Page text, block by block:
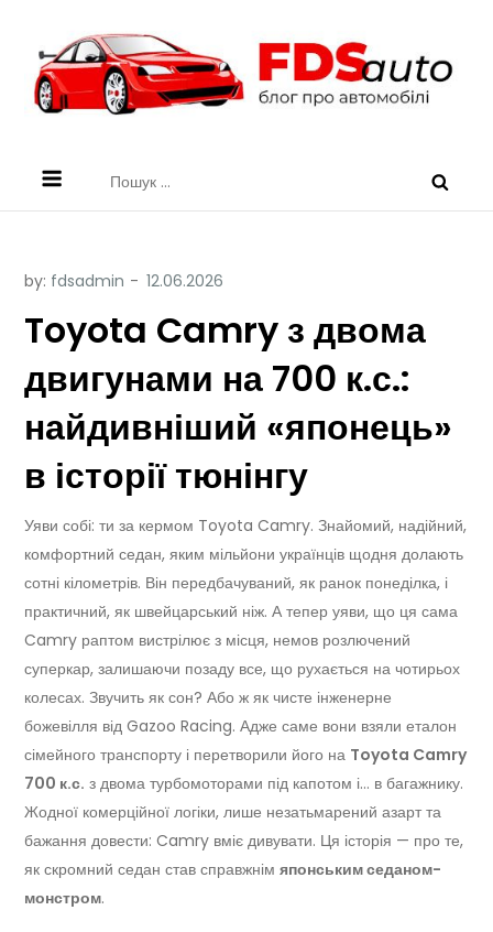
content
by: fdsadmin
Toyota Camry з двома
двигунами на 700 к.с.:
найдивніший «японець»
в історії тюнінгу
Уяви собі: ти за кермом Toyota Camry. Знайомий, надійний,
комфортний седан, яким мільйони українців щодня долають
сотні кілометрів. Він передбачуваний, як ранок понеділка, і
практичний, як швейцарський ніж. А тепер уяви, що ця сама
Camry раптом вистрілює з місця, немов розлючений
суперкар, залишаючи позаду все, що рухається на чотирьох
колесах. Звучить як сон? Або ж як чисте інженерне
божевілля від Gazoo Racing. Адже саме вони взяли еталон
сімейного транспорту і перетворили його на Toyota Camry
700 к.с. з двома турбомоторами під капотом і… в багажнику.
Жодної комерційної логіки, лише незатьмарений азарт та
бажання довести: Camry вміє дивувати. Ця історія — про те,
як скромний седан став справжнімяпонським седаном-
монстром.